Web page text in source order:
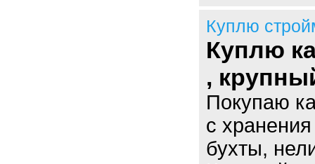
Куплю
Куплю
,
Покупаю
с
бухты,